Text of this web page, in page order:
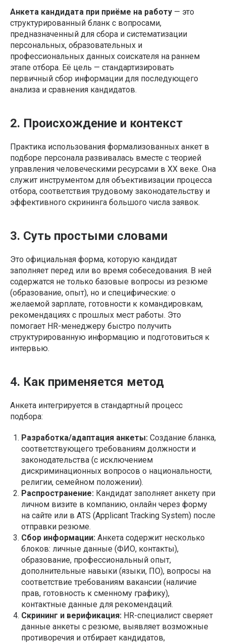
Анкета кандидата при приёме на работу — это
структурированный бланк с вопросами,
предназначенный для сбора и систематизации
персональных, образовательных и
профессиональных данных соискателя на раннем
этапе отбора. Её цель — стандартизировать
первичный сбор информации для последующего
анализа и сравнения кандидатов.
2. Происхождение и контекст
Практика использования формализованных анкет в
подборе персонала развивалась вместе с теорией
управления человеческими ресурсами в XX веке. Она
служит инструментом для объективизации процесса
отбора, соответствия трудовому законодательству и
эффективного скрининга большого числа заявок.
3. Суть простыми словами
Это официальная форма, которую кандидат
заполняет перед или во время собеседования. В ней
содержатся не только базовые вопросы из резюме
(образование, опыт), но и специфические: о
желаемой зарплате, готовности к командировкам,
рекомендациях с прошлых мест работы. Это
помогает HR-менеджеру быстро получить
структурированную информацию и подготовиться к
интервью.
4. Как применяется метод
Анкета интегрируется в стандартный процесс
подбора:
Разработка/адаптация анкеты: Создание бланка,
соответствующего требованиям должности и
законодательства (с исключением
дискриминационных вопросов о национальности,
религии, семейном положении).
Распространение: Кандидат заполняет анкету при
личном визите в компанию, онлайн через форму
на сайте или в ATS (Applicant Tracking System) после
отправки резюме.
Сбор информации: Анкета содержит несколько
блоков: личные данные (ФИО, контакты),
образование, профессиональный опыт,
дополнительные навыки (языки, ПО), вопросы на
соответствие требованиям вакансии (наличие
прав, готовность к сменному графику),
контактные данные для рекомендаций.
Скрининг и верификация: HR-специалист сверяет
данные анкеты с резюме, выявляет возможные
противоречия и отбирает кандидатов,